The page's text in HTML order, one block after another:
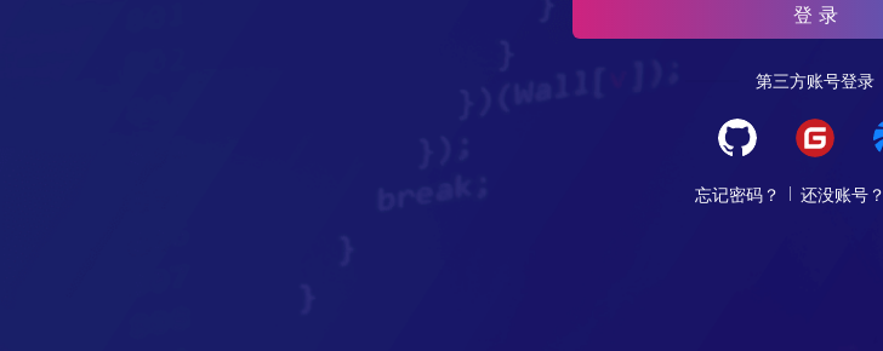
登 录
第三方账号登录
忘记密码？ 还没账号？